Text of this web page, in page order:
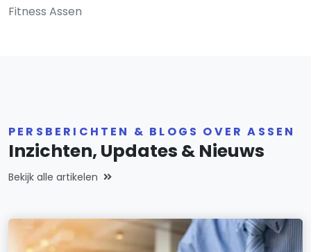
Fitness Assen
PERSBERICHTEN & BLOGS OVER ASSEN
Inzichten, Updates & Nieuws
Bekijk alle artikelen